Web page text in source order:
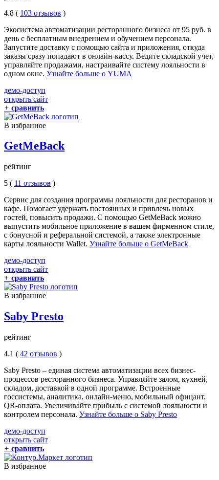
4.8 ( 103 отзывов )
Экосистема автоматизации ресторанного бизнеса от 95 руб. в
день с бесплатным внедрением и обучением персонала.
Запустите доставку с помощью сайта и приложения, откуда
заказы сразу попадают в онлайн-кассу. Ведите складской учет,
управляйте продажами, настраивайте систему лояльности в
одном окне. Узнайте больше о YUMA
демо-доступ
открыть сайт
+ сравнить
В избранное
GetMeBack
рейтинг
5 ( 11 отзывов )
Сервис для создания программы лояльности для ресторанов и
кафе. Помогает удержать постоянных и привлечь новых
гостей, повысить продажи. С помощью GetMeBack можно
выпустить мобильное приложение в вашем фирменном стиле,
с бонусной и реферальной системой, а также электронные
карты лояльности Wallet. Узнайте больше о GetMeBack
демо-доступ
открыть сайт
+ сравнить
В избранное
Saby Presto
рейтинг
4.1 ( 42 отзывов )
Saby Presto – единая система автоматизации всех бизнес-
процессов ресторанного бизнеса. Управляйте залом, кухней,
складом, доставкой в одной программе. Встроенные
госсистемы, аналитика, онлайн-меню, мобильный офицант,
QR-оплата. Увеличивайте прибыль с системой лояльности и
контролем персонала. Узнайте больше о Saby Presto
демо-доступ
открыть сайт
+ сравнить
В избранное